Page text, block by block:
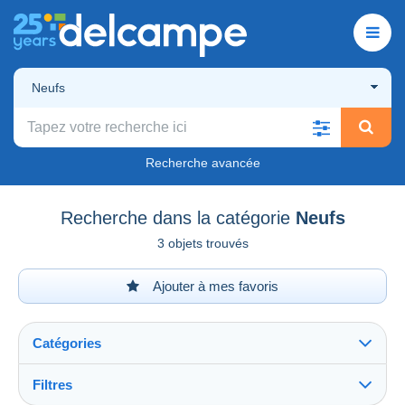
Neufs
Recherche avancée
Recherche dans la catégorie Neufs
3 objets trouvés
Ajouter à mes favoris
Catégories
Filtres